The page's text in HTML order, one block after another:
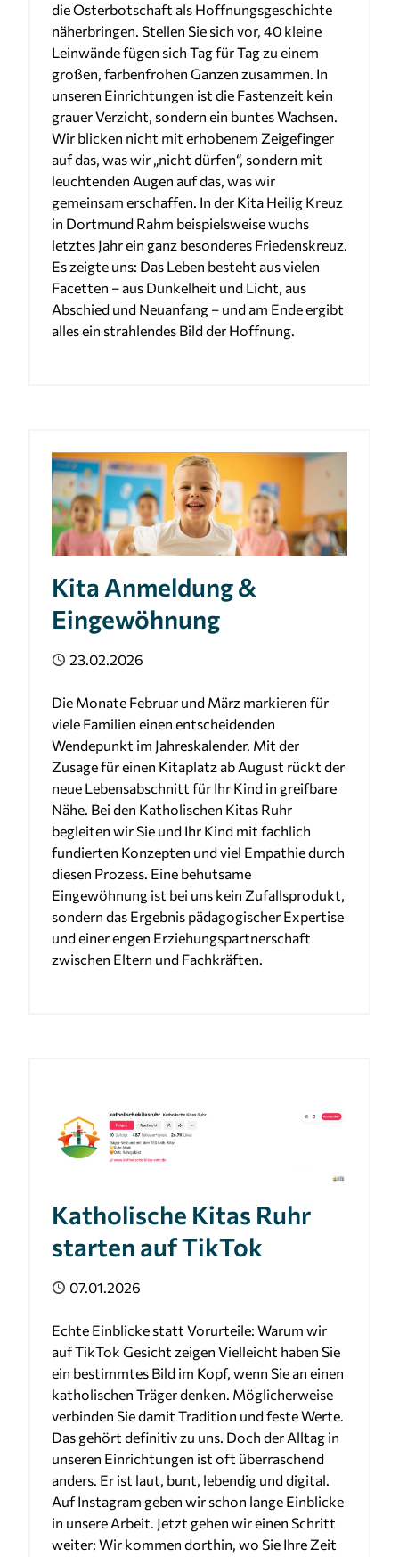
die Osterbotschaft als Hoffnungsgeschichte
näherbringen. Stellen Sie sich vor, 40 kleine
Leinwände fügen sich Tag für Tag zu einem
großen, farbenfrohen Ganzen zusammen. In
unseren Einrichtungen ist die Fastenzeit kein
grauer Verzicht, sondern ein buntes Wachsen.
Wir blicken nicht mit erhobenem Zeigefinger
auf das, was wir „nicht dürfen“, sondern mit
leuchtenden Augen auf das, was wir
gemeinsam erschaffen. In der Kita Heilig Kreuz
in Dortmund Rahm beispielsweise wuchs
letztes Jahr ein ganz besonderes Friedenskreuz.
Es zeigte uns: Das Leben besteht aus vielen
Facetten – aus Dunkelheit und Licht, aus
Abschied und Neuanfang – und am Ende ergibt
alles ein strahlendes Bild der Hoffnung.
Kita Anmeldung &
Eingewöhnung
Veröffentlicht
23.02.2026
Die Monate Februar und März markieren für
viele Familien einen entscheidenden
Wendepunkt im Jahreskalender. Mit der
Zusage für einen Kitaplatz ab August rückt der
neue Lebensabschnitt für Ihr Kind in greifbare
Nähe. Bei den Katholischen Kitas Ruhr
begleiten wir Sie und Ihr Kind mit fachlich
fundierten Konzepten und viel Empathie durch
diesen Prozess. Eine behutsame
Eingewöhnung ist bei uns kein Zufallsprodukt,
sondern das Ergebnis pädagogischer Expertise
und einer engen Erziehungspartnerschaft
zwischen Eltern und Fachkräften.
Katholische Kitas Ruhr
starten auf TikTok
Veröffentlicht
07.01.2026
Echte Einblicke statt Vorurteile: Warum wir
auf TikTok Gesicht zeigen Vielleicht haben Sie
ein bestimmtes Bild im Kopf, wenn Sie an einen
katholischen Träger denken. Möglicherweise
verbinden Sie damit Tradition und feste Werte.
Das gehört definitiv zu uns. Doch der Alltag in
unseren Einrichtungen ist oft überraschend
anders. Er ist laut, bunt, lebendig und digital.
Auf Instagram geben wir schon lange Einblicke
in unsere Arbeit. Jetzt gehen wir einen Schritt
weiter: Wir kommen dorthin, wo Sie Ihre Zeit